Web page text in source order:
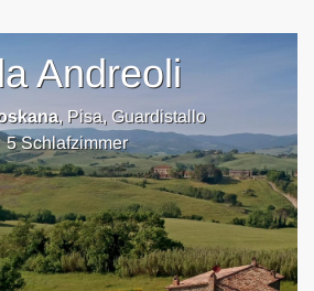
Andreoli
, Pisa, Guardistallo
5 Schlafzimmer